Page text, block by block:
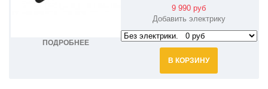
ПОДРОБНЕЕ
9 990 руб
Добавить электрику
В КОРЗИНУ